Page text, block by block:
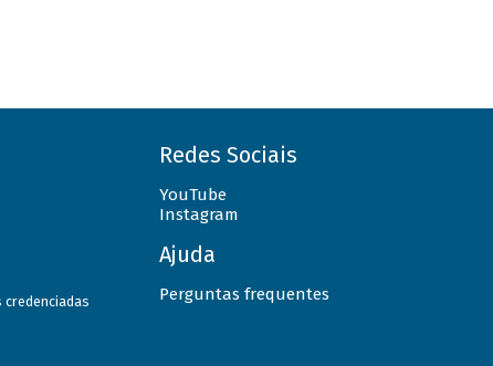
Redes Sociais
YouTube
Instagram
Ajuda
Perguntas frequentes